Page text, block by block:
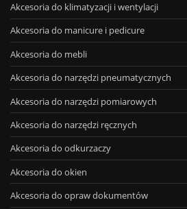
Akcesoria do klimatyzacji i wentylacji
Akcesoria do manicure i pedicure
Akcesoria do mebli
Akcesoria do narzędzi pneumatycznych
Akcesoria do narzędzi pomiarowych
Akcesoria do narzędzi ręcznych
Akcesoria do odkurzaczy
Akcesoria do okien
Akcesoria do opraw dokumentów